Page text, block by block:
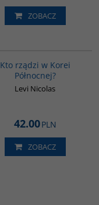
ZOBACZ
Kto rządzi w Korei
Północnej?
Levi Nicolas
42.00PLN
ZOBACZ